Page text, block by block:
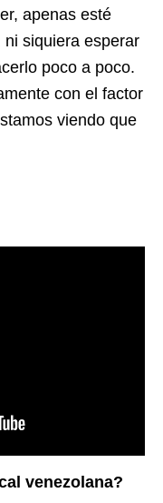
apenas esté
siquiera esperar
poco a poco.
con el factor
viendo que
venezolana?